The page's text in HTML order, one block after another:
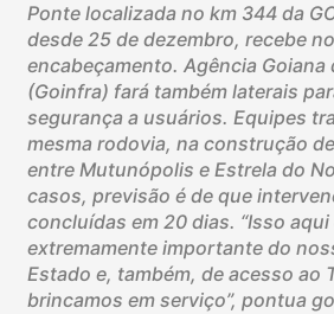
Ponte localizada no km 344 da
desde 25 de dezembro, recebe
encabeçamento. Agência
(Goinfra) fará também laterais
segurança a usuários. Equipes
mesma rodovia, na construção
entre Mutunópolis e Estrela do
casos, previsão é de que
concluídas em 20 dias. “Isso aqui
extremamente importante do
Estado e, também, de acesso ao
brincamos em serviço”, pontua